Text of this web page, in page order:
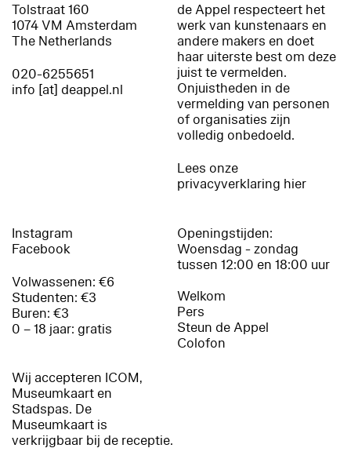
Tolstraat 160
1074 VM Amsterdam
The Netherlands
020-6255651
info [at] deappel.nl
de Appel respecteert het
werk van kunstenaars en
andere makers en doet
haar uiterste best om deze
juist te vermelden.
Onjuistheden in de
vermelding van personen
of organisaties zijn
volledig onbedoeld.
Lees onze
privacyverklaring hier
Instagram
Facebook
Volwassenen: €6
Studenten: €3
Buren: €3
0 – 18 jaar: gratis
Wij accepteren ICOM,
Museumkaart en
Stadspas. De
Museumkaart is
verkrijgbaar bij de receptie.
Openingstijden:
Woensdag - zondag
tussen 12:00 en 18:00 uur
Welkom
Pers
Steun de Appel
Colofon